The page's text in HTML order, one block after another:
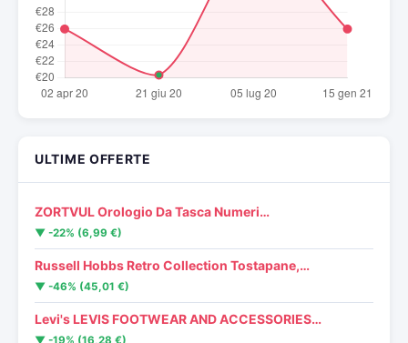
ULTIME OFFERTE
ZORTVUL Orologio Da Tasca Numeri…
▼ -22% (6,99 €)
Russell Hobbs Retro Collection Tostapane,…
▼ -46% (45,01 €)
Levi's LEVIS FOOTWEAR AND ACCESSORIES…
▼ -19% (16,28 €)